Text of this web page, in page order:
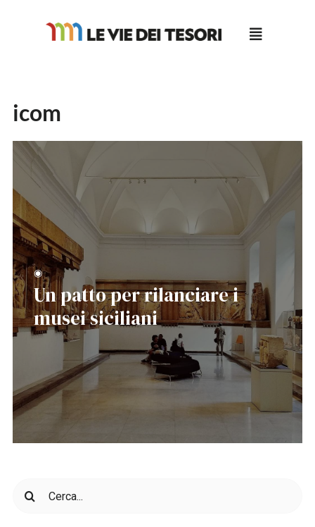
icom
◉
Un patto per rilanciare i
musei siciliani
per: